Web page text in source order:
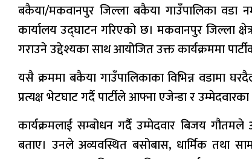
बकैया/मकवानपुर जिल्ला बकैया गाउँपालिका वडा
कार्यालय उद्घाटन गरिएको छ। मकवानपुर जिल्ला
गराउने उद्देश्यका साथ आयोजित उक्त कार्यक्रममा
यसै क्रममा बकैया गाउँपालिकाका विभिन्न वडामा
प्रत्यक्ष भेटघाट गर्दै पार्टीले आफ्ना एजेन्डा र
कार्यक्रमलाई सम्बोधन गर्दै उम्मेदवार बिजय
बताए। उनले अव्यवस्थित बसोबास, धार्मिक तथा